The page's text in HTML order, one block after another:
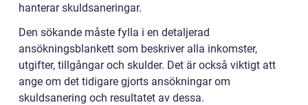
hanterar skuldsaneringar.
Den sökande måste fylla i en detaljerad
ansökningsblankett som beskriver alla inkomster,
utgifter, tillgångar och skulder. Det är också viktigt att
ange om det tidigare gjorts ansökningar om
skuldsanering och resultatet av dessa.